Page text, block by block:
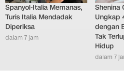
Spanyol-Italia Memanas,
Turis Italia Mendadak
Diperiksa
dalam 7 jam
Shenina
Ungkap
dengan
Tak
Hidup
dalam 7